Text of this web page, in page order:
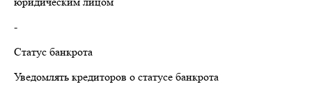
-
Статус банкрота
Уведомлять кредиторов о статусе банкрота